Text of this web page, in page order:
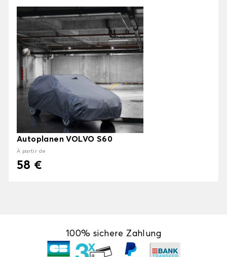
Autoplanen VOLVO S60
À partir de
58 €
100% sichere Zahlung